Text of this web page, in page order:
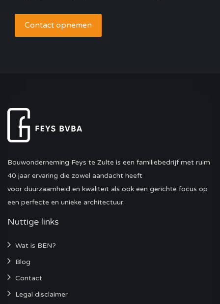
Contact opnemen
Bouwonderneming Feys te Zulte is een familiebedrijf met ruim
40 jaar ervaring die zowel aandacht heeft
voor duurzaamheid en kwaliteit als ook een gerichte focus op
een perfecte en unieke architectuur.
Nuttige links
Wat is BEN?
Blog
Contact
Legal disclaimer